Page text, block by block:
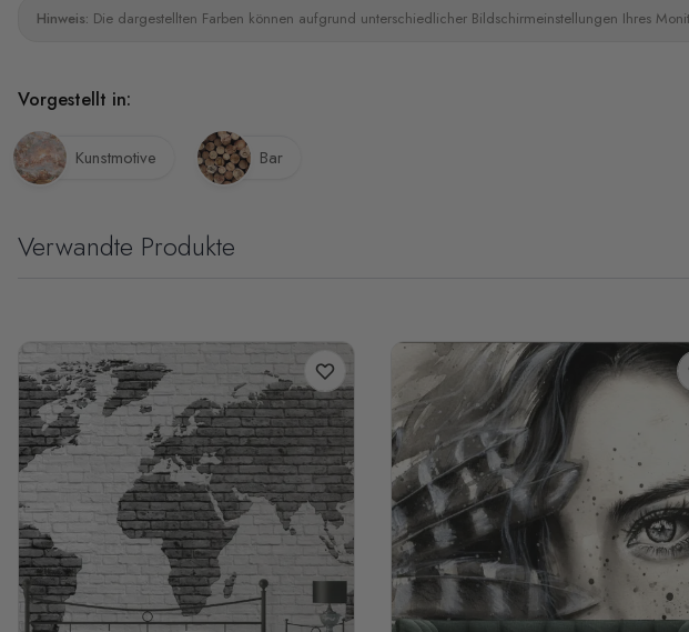
Hinweis: Die dargestellten Farben können aufgrund unterschiedlicher Bildschirmeinstellungen Ihres
Vorgestellt in:
Kunstmotive Bar
Verwandte Produkte